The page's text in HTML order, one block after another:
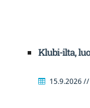
Klubi-ilta,
15.9.2026 //